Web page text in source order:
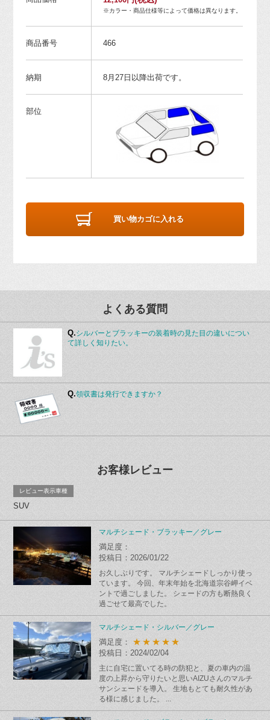
※カラー・商品仕様等によって価格は異なります。
商品番号 466
納期 8月27日以降出荷です。
部位
買い物カゴに入れる
よくある質問
Q.シルバーとブラッキーの装着時の見た目の違いについ
て詳しく知りたい。
Q.領収書は発行できますか？
お客様レビュー
レビュー表示車種
SUV
マルチシェード・ブラッキー／グレー
満足度：
投稿日：2026/01/22
お久しぶりです。 マルチシェードしっかり使っ
ています。 今回、年末年始を北海道宗谷岬イベ
ントで過ごしました。 シェードの方も断熱良く
過ごせて最高でした。
マルチシェード・シルバー／グレー
満足度： ★★★★★
投稿日：2024/02/04
主に自宅に置いてる時の防犯と、夏の車内の温
度の上昇から守りたいと思いAIZUさんのマルチ
サンシェードを導入。 生地もとても耐久性があ
る様に感じました。 ...